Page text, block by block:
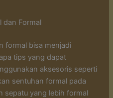
dan Formal
formal bisa menjadi
tips yang dapat
aksesoris seperti
sentuhan formal pada
sepatu yang lebih formal